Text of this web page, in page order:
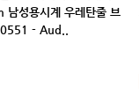
- Aud..